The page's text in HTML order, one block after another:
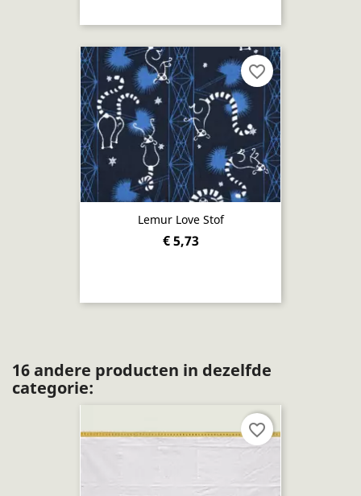
Lemur Love Stof
€ 5,73
favorite_border
16 andere producten in dezelfde
categorie:
favorite_border